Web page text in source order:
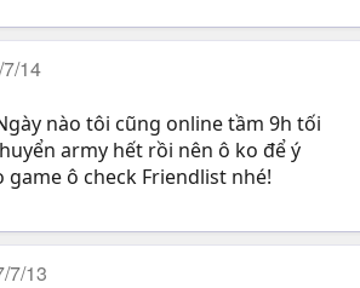
14
nào tôi cũng online tầm 9h tối
army hết rồi nên ô ko để ý
game ô check Friendlist nhé!
7/13